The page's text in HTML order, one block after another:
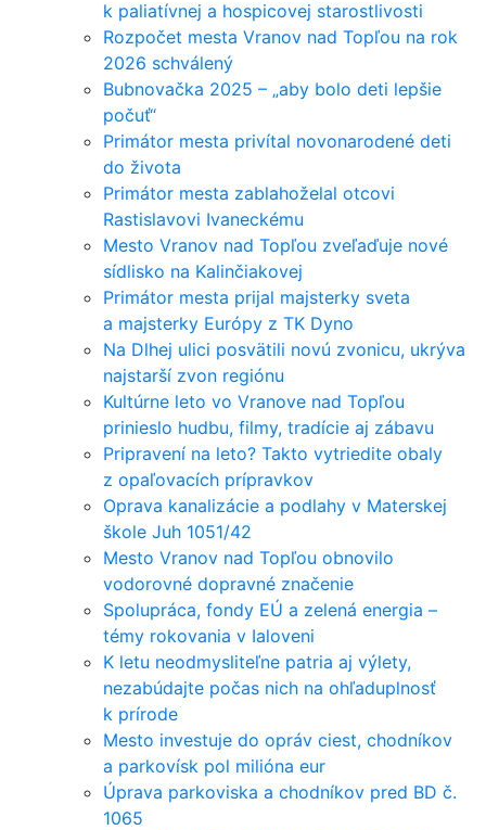
k paliatívnej a hospicovej starostlivosti
Rozpočet mesta Vranov nad Topľou na rok
2026 schválený
Bubnovačka 2025 – „aby bolo deti lepšie
počuť“
Primátor mesta privítal novonarodené deti
do života
Primátor mesta zablahoželal otcovi
Rastislavovi Ivaneckému
Mesto Vranov nad Topľou zveľaďuje nové
sídlisko na Kalinčiakovej
Primátor mesta prijal majsterky sveta
a majsterky Európy z TK Dyno
Na Dlhej ulici posvätili novú zvonicu, ukrýva
najstarší zvon regiónu
Kultúrne leto vo Vranove nad Topľou
prinieslo hudbu, filmy, tradície aj zábavu
Pripravení na leto? Takto vytriedite obaly
z opaľovacích prípravkov
Oprava kanalizácie a podlahy v Materskej
škole Juh 1051/42
Mesto Vranov nad Topľou obnovilo
vodorovné dopravné značenie
Spolupráca, fondy EÚ a zelená energia –
témy rokovania v Ialoveni
K letu neodmysliteľne patria aj výlety,
nezabúdajte počas nich na ohľaduplnosť
k prírode
Mesto investuje do opráv ciest, chodníkov
a parkovísk pol milióna eur
Úprava parkoviska a chodníkov pred BD č.
1065